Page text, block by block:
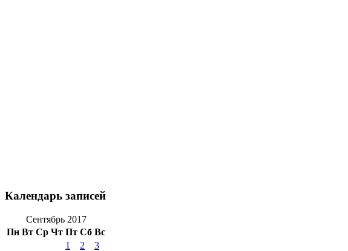
Календарь записей
Сентябрь 2017
Пн Вт Ср Чт Пт Сб Вс
1 2
3